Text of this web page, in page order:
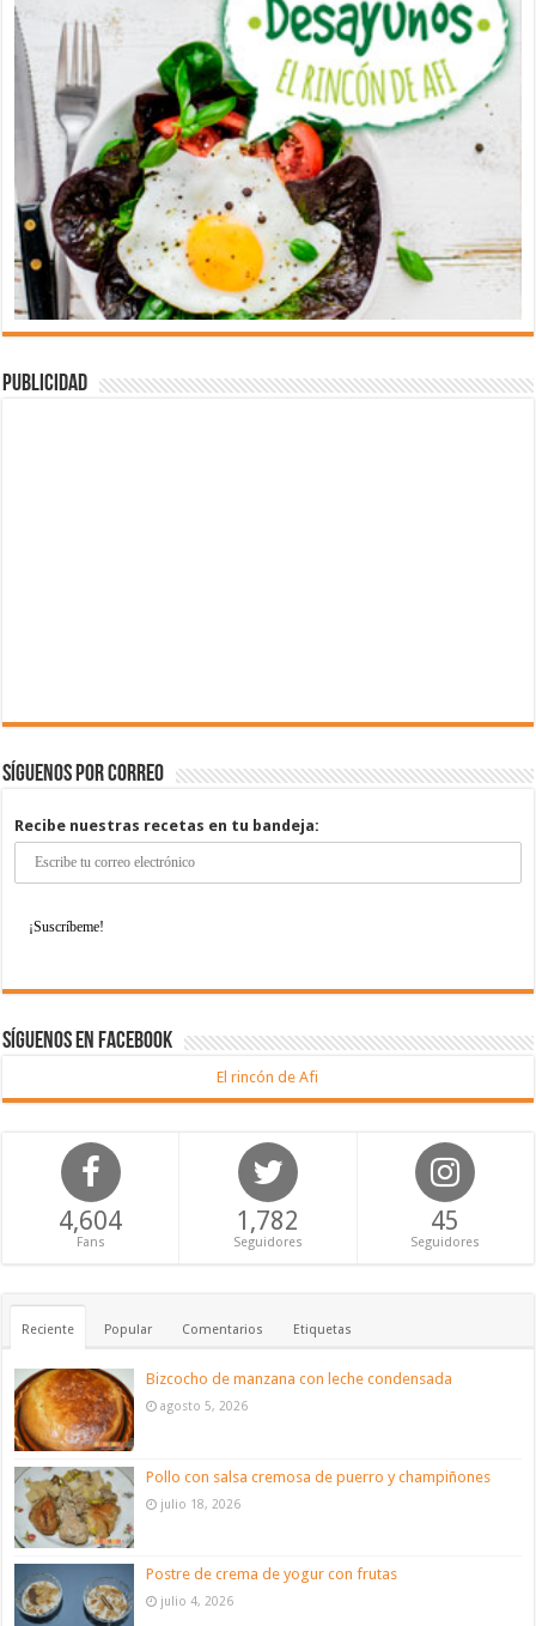
Publicidad
Síguenos por correo
Recibe nuestras recetas en tu bandeja:
Síguenos en Facebook
El rincón de Afi
4,604
Fans
1,782
Seguidores
45
Seguidores
Reciente Popular Comentarios Etiquetas
Bizcocho de manzana con leche condensada
agosto 5, 2026
Pollo con salsa cremosa de puerro y champiñones
julio 18, 2026
Postre de crema de yogur con frutas
julio 4, 2026